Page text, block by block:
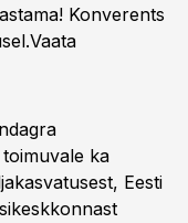
Konverents
ka
Eesti